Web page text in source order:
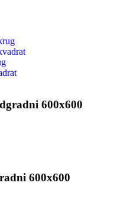
600x600
600x600